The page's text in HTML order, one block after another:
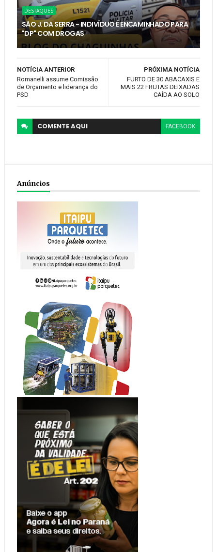
DESTAQUES
SÃO J. DA SERRA - INDIVÍDUO É ENCAMINHADO PARA
"DP" COM DROGAS
PRÓXIMA NOTÍCIA
FURTO DE 30 ABACAXIS E
MAIS 22 FRUTAS DEIXADAS
CAÍDA AO SOLO
NOTÍCIA ANTERIOR
Romanelli assume Comissão
de Orçamento e liderança do
PSD
COMENTEAQUI FACEBOOK
Anúncios